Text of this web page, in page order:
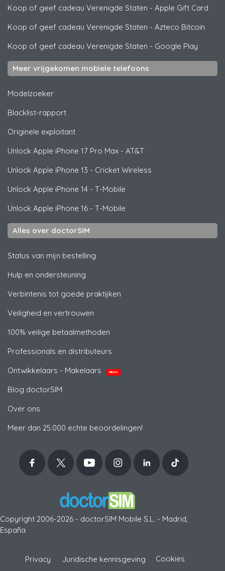
Koop of geef cadeau Verenigde Staten - Apple Gift Card
Koop of geef cadeau Verenigde Staten - Azteco Bitcoin
Koop of geef cadeau Verenigde Staten - Google Play
Meer vrijgekomen mobiele telefoons
Modelzoeker
Blacklist-rapport
Originele exploitant
Unlock Apple iPhone 17 Pro Max - AT&T
Unlock Apple iPhone 13 - Cricket Wireless
Unlock Apple iPhone 14 - T-Mobile
Unlock Apple iPhone 16 - T-Mobile
Alles over doctorSIM
Status van mijn bestelling
Hulp en ondersteuning
Verbintenis tot goede praktijken
Veiligheid en vertrouwen
100% veilige betaalmethoden
Professionals en distributeurs
Ontwikkelaars - Makelaars
NIEUW
Blog doctorSIM
Over ons
Meer dan 25.000 echte beoordelingen!
Copyright 2006-2026 - doctorSIM Mobile S.L. - Madrid,
España
Privacy Juridische kennisgeving Cookies